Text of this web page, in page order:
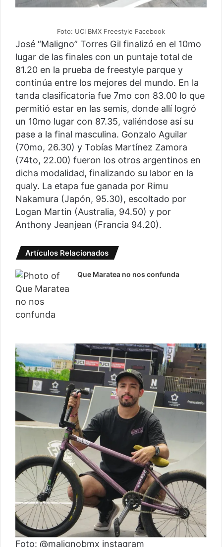
Foto: UCI BMX Freestyle Facebook
José “Maligno” Torres Gil finalizó en el 10mo
lugar de las finales con un puntaje total de
81.20 en la prueba de freestyle parque y
continúa entre los mejores del mundo. En la
tanda clasificatoria fue 7mo con 83.00 lo que
permitió estar en las semis, donde allí logró
un 10mo lugar con 87.35, valiéndose así su
pase a la final masculina. Gonzalo Aguilar
(70mo, 26.30) y Tobías Martínez Zamora
(74to, 22.00) fueron los otros argentinos en
dicha modalidad, finalizando su labor en la
qualy. La etapa fue ganada por Rimu
Nakamura (Japón, 95.30), escoltado por
Logan Martin (Australia, 94.50) y por
Anthony Jeanjean (Francia 94.20).
Artículos Relacionados
Que Maratea no nos confunda
Foto: @malignobmx instagram